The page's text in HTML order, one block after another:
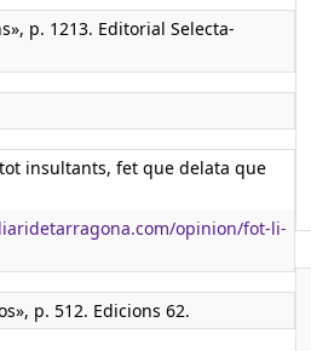
p. 1213. Editorial Selecta-
insultants, fet que delata que
opinion/fot-li-
p. 512. Edicions 62.